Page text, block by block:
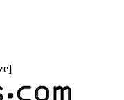
]